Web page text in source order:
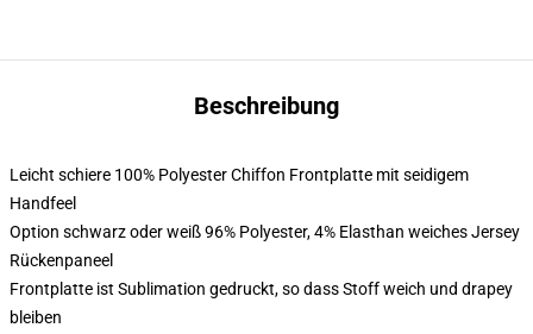
Beschreibung
Leicht schiere 100% Polyester Chiffon Frontplatte mit seidigem
Handfeel
Option schwarz oder weiß 96% Polyester, 4% Elasthan weiches Jersey
Rückenpaneel
Frontplatte ist Sublimation gedruckt, so dass Stoff weich und drapey
bleiben